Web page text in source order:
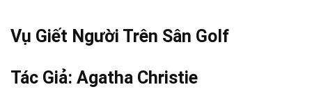
Vụ Giết Người Trên Sân Golf
Tác Giả: Agatha Christie